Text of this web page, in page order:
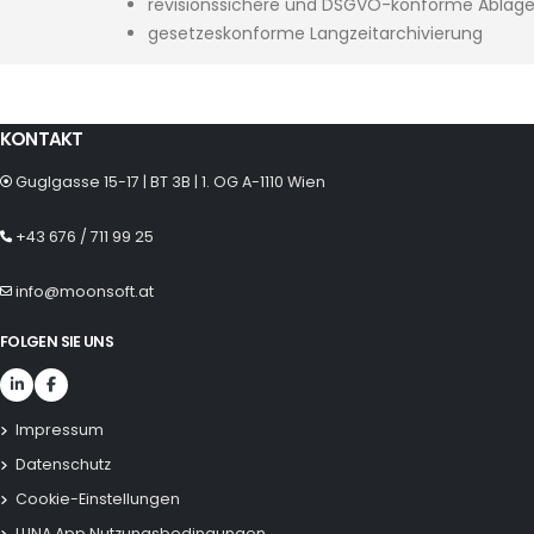
gesetzeskonforme Langzeitarchivierung
KONTAKT
Guglgasse 15-17 | BT 3B | 1. OG A-1110 Wien
+43 676 / 711 99 25
info@moonsoft.at
FOLGEN SIE UNS
Impressum
Datenschutz
Cookie-Einstellungen